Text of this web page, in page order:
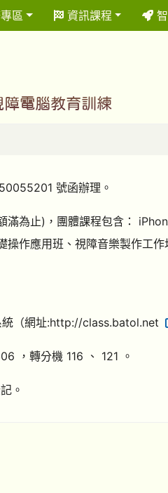
區 資訊課程
電腦教育訓練
號函辦理。
滿為止)，團體課程包含：
作應用班、視障音樂製作工
統（網址:http://class.batol.net
，轉分機 116 、 121 。
。